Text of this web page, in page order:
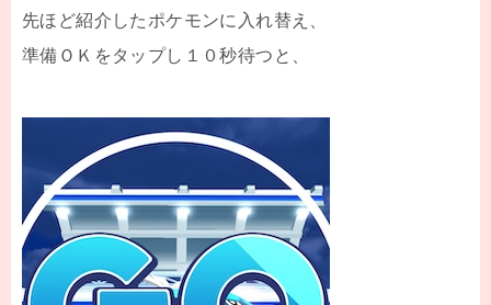
先ほど紹介したポケモンに入れ替え、
準備ＯＫをタップし１０秒待つと、